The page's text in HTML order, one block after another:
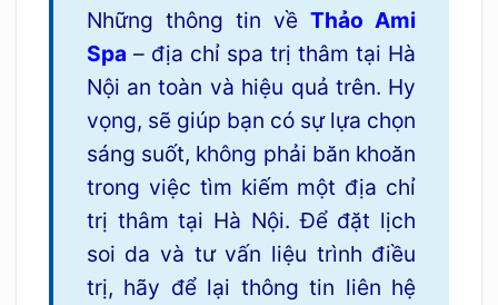
Những thông tin vềThảo Ami
Spa – địa chỉ spa trị thâm tại Hà
Nội an toàn và hiệu quả trên. Hy
vọng, sẽ giúp bạn có sự lựa chọn
sáng suốt, không phải băn khoăn
trong việc tìm kiếm một địa chỉ
trị thâm tại Hà Nội. Để đặt lịch
soi da và tư vấn liệu trình điều
trị, hãy để lại thông tin liên hệ